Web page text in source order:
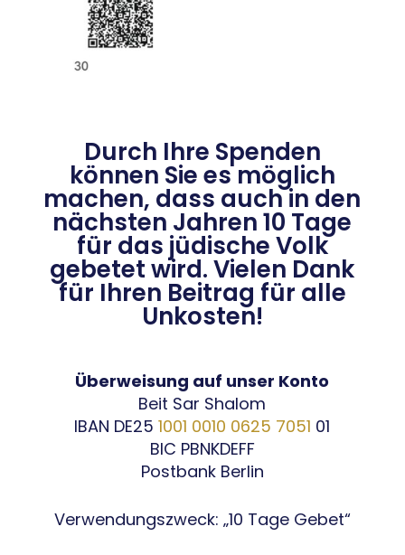
Durch Ihre Spenden
können Sie es möglich
machen, dass auch in den
nächsten Jahren 10 Tage
für das jüdische Volk
gebetet wird. Vielen Dank
für Ihren Beitrag für alle
Unkosten!
Überweisung auf unser Konto
Beit Sar Shalom
IBAN DE251001 0010 0625 7051 01
BIC PBNKDEFF
Postbank Berlin
Verwendungszweck: „10 Tage Gebet“